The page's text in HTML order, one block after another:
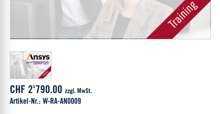
CHF 2'790.00 zzgl. MwSt.
Artikel-Nr.: W-RA-AN0009